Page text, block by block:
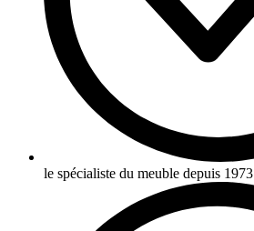
le spécialiste du meuble depuis 1973